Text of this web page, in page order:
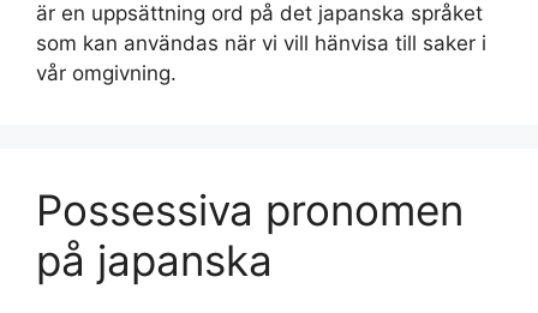
är en uppsättning ord på det japanska språket
som kan användas när vi vill hänvisa till saker i
vår omgivning.
Possessiva pronomen
på japanska